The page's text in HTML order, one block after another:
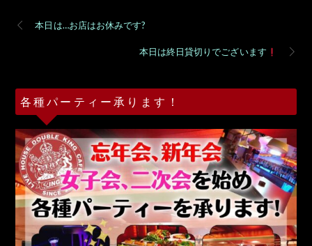
本日は…お店はお休みです?
本日は終日貸切りでございます
各種パーティー承ります！